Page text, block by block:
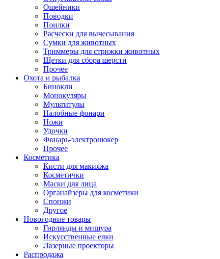
Ошейники
Поводки
Поилки
Расчески для вычесывания
Сумки для животных
Триммеры для стрижки животных
Щетки для сбора шерсти
Прочее
Охота и рыбалка
Бинокли
Монокуляры
Мультитулы
Налобные фонари
Ножи
Удочки
Фонарь-электрошокер
Прочее
Косметика
Кисти для макияжа
Косметички
Маски для лица
Органайзеры для косметики
Спонжи
Другое
Новогодние товары
Гирлянды и мишура
Искусственные елки
Лазерные проекторы
Распродажа